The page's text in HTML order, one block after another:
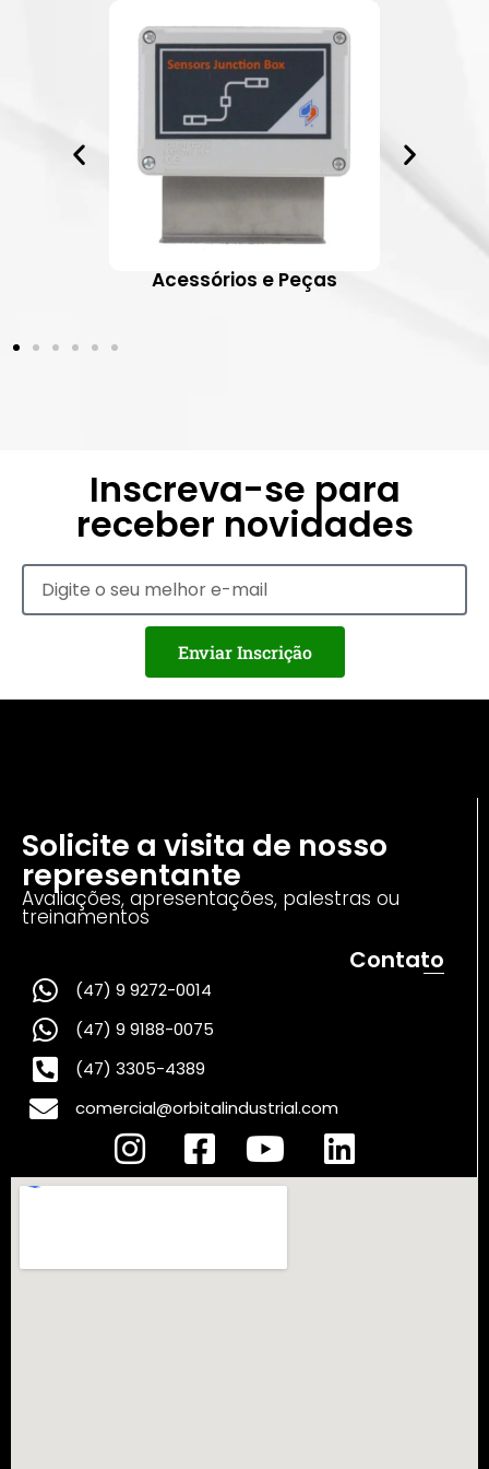
Acessórios e Peças
Inscreva-se para
receber novidades
Enviar Inscrição
Solicite a visita de nosso
representante
Avaliações, apresentações, palestras ou
treinamentos
Contato
(47) 9 9272-0014
(47) 9 9188-0075
(47) 3305-4389
comercial@orbitalindustrial.com